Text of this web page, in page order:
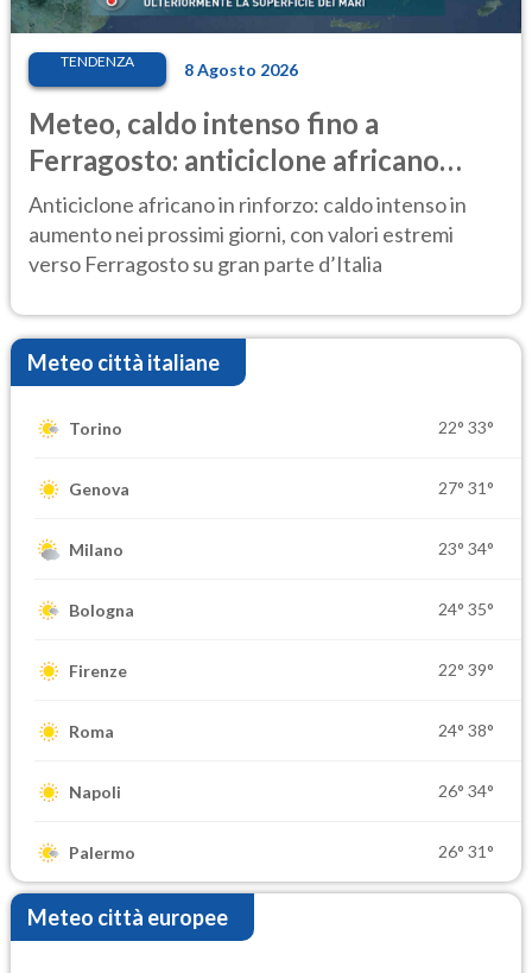
TENDENZA 8 Agosto 2026
Meteo, caldo intenso fino a
Ferragosto: anticiclone africano
ancora protagonista
Anticiclone africano in rinforzo: caldo intenso in
aumento nei prossimi giorni, con valori estremi
verso Ferragosto su gran parte d’Italia
Meteo città italiane
Torino 22° 33°
Genova 27° 31°
Milano 23° 34°
Bologna 24° 35°
Firenze 22° 39°
Roma 24° 38°
Napoli 26° 34°
Palermo 26° 31°
Meteo città europee